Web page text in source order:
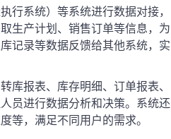
行系统）等系统进行数据对接，
生产计划、销售订单等信息，为
记录等数据反馈给其他系统，实
库报表、库存明细、订单报表、
员进行数据分析和决策。系统还
等，满足不同用户的需求。